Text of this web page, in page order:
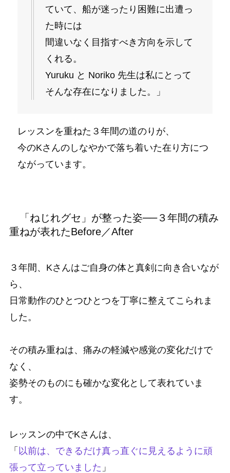
ていて、船が迷ったり困難に出遭っ
た時には
間違いなく目指すべき方向を示して
くれる。
Yuruku と Noriko 先生は私にとって
そんな存在になりました。」
レッスンを重ねた３年間の道のりが、
今のKさんのしなやかで落ち着いた在り方につ
ながっています。
「ねじれグセ」が整った姿──３年間の積み
重ねが表れたBefore／After
３年間、Kさんはご自身の体と真剣に向き合いなが
ら、
日常動作のひとつひとつを丁寧に整えてこられま
した。
その積み重ねは、痛みの軽減や感覚の変化だけで
なく、
姿勢そのものにも確かな変化として表れていま
す。
レッスンの中でKさんは、
「 以前は、できるだけ真っ直ぐに見えるように頑
張って立っていました 」